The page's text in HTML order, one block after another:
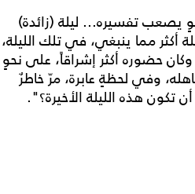
يصعب تفسيره... ليلة (زائدة)
أكثر مما ينبغي، في تلك الليلة،
حضوره أكثر إشراقاً، على نحوٍ
وفي لحظةٍ عابرة، مرّ خاطرٌ
تكون هذه الليلة الأخيرة؟".